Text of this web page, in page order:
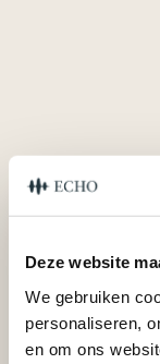
Deze website
We gebruiken
personaliseren,
en om ons